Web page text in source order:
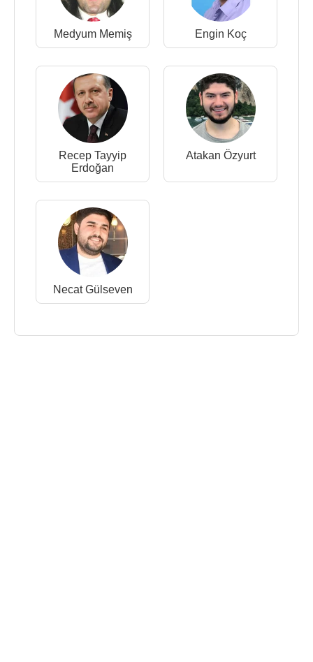
Medyum Memiş Engin Koç
Recep Tayyip
Erdoğan
Atakan Özyurt
Necat Gülseven